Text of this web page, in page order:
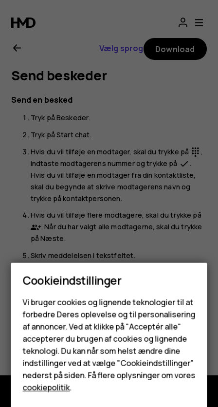
Brugervejledning
til
Nokia
G21
Smartphones
Feature-telefoner
Tilbehør
HMD Terra M
Tablets
Vælg sprog Download
Send beskeder
Send en besked
Tryk påBeskeder.
Tryk påStart chat.
Hvis du vil tilføje en modtager, skal du trykke på dialpad,
indtaste modtagerens nummer og trykke på done .
Hvis du vil tilføje en modtager fra din kontaktliste,
skal du begynde at skrive modtagerens navn og
trykke på kontaktpersonen.
Hvis du vil tilføje flere modtagere, skal du trykke på
. Når du har valgt alle modtagerne, skal du trykke
påNæste.
Skriv meddelelsen i tekstfeltet.
Synes du, dette var nyttigt?
Ja Nej
Cookieindstillinger
Vi bruger cookies og lignende teknologier til at
forbedre Deres oplevelse og til personalisering
af annoncer. Ved at klikke på "Acceptér alle"
accepterer du brugen af cookies og lignende
teknologi. Du kan når som helst ændre dine
indstillinger ved at vælge "Cookieindstillinger"
nederst på siden. Få flere oplysninger om vores
cookiepolitik.